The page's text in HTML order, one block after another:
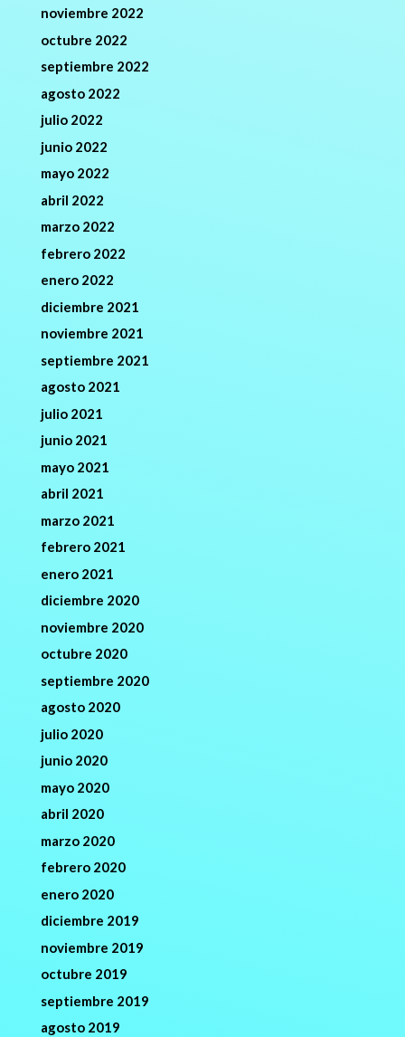
noviembre 2022
octubre 2022
septiembre 2022
agosto 2022
julio 2022
junio 2022
mayo 2022
abril 2022
marzo 2022
febrero 2022
enero 2022
diciembre 2021
noviembre 2021
septiembre 2021
agosto 2021
julio 2021
junio 2021
mayo 2021
abril 2021
marzo 2021
febrero 2021
enero 2021
diciembre 2020
noviembre 2020
octubre 2020
septiembre 2020
agosto 2020
julio 2020
junio 2020
mayo 2020
abril 2020
marzo 2020
febrero 2020
enero 2020
diciembre 2019
noviembre 2019
octubre 2019
septiembre 2019
agosto 2019